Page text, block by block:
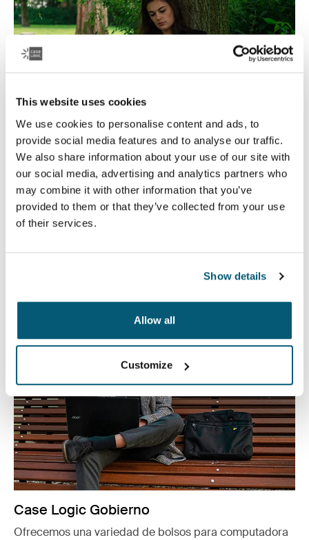
This website uses cookies
We use cookies to personalise content and ads, to
provide social media features and to analyse our traffic.
We also share information about your use of our site with
our social media, advertising and analytics partners who
may combine it with other information that you’ve
provided to them or that they’ve collected from your use
of their services.
Show details
Allow all
Customize
Case Logic Educación
Ya sea que reciban enseñanza presencial o a distancia,
Case Logic ofrece productos duraderos en los que los
Case Logic Gobierno
Ofrecemos una variedad de bolsos para computadora